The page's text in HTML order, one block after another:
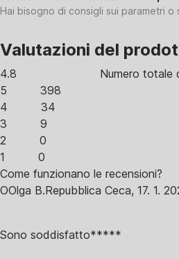
Hai bisogno di consigli sui parametri o
Valutazioni del
4.8 Numero totale
5
398
4
34
3
9
2
0
1
0
Come funzionano le recensioni?
OOlga B.Repubblica Ceca, 17. 1.
Sono soddisfatto*****